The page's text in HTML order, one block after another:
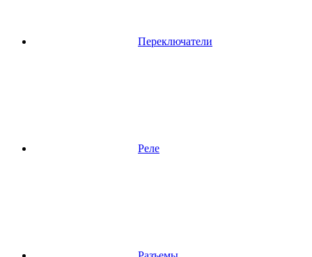
Переключатели
Реле